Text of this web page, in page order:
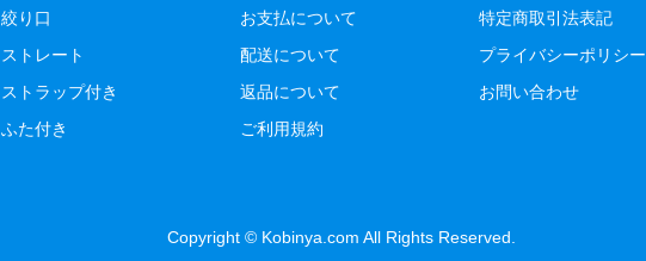
絞り口
ストレート
ストラップ付き
ふた付き
お支払について
配送について
返品について
ご利用規約
特定商取引法表記
プライバシーポリシー
お問い合わせ
Copyright © Kobinya.com All Rights Reserved.